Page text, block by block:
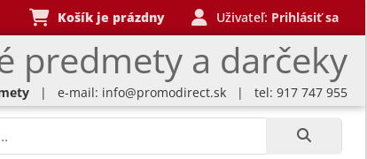
predmety a darčeky
Košík je prázdny Uživateľ: Prihlásiť sa
| e-mail: info@promodirect.sk | tel: 917 747 955